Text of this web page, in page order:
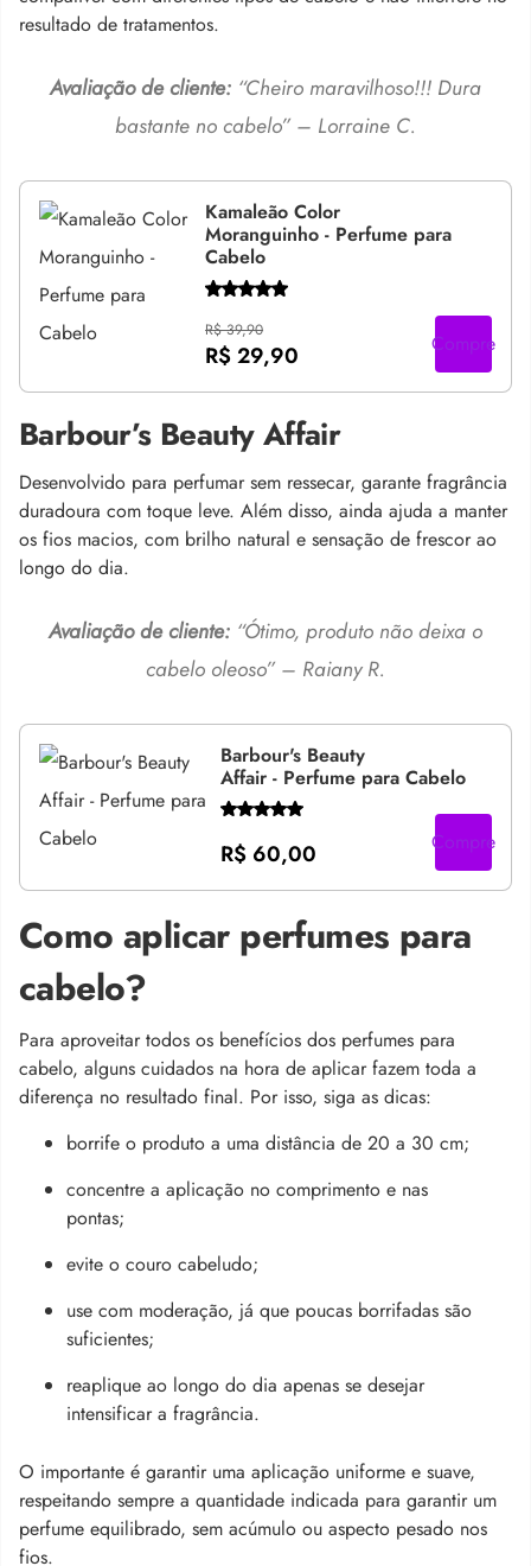
resultado de tratamentos.
Avaliação de cliente: “Cheiro maravilhoso!!! Dura
bastante no cabelo” – Lorraine C.
Kamaleão Color
Moranguinho - Perfume para
Cabelo
R$ 39,90
R$ 29,90 Compre
Barbour’s Beauty Affair
Desenvolvido para perfumar sem ressecar, garante fragrância
duradoura com toque leve. Além disso, ainda ajuda a manter
os fios macios, com brilho natural e sensação de frescor ao
longo do dia.
Avaliação de cliente: “Ótimo, produto não deixa o
cabelo oleoso” – Raiany R.
Barbour's Beauty
Affair - Perfume para Cabelo
R$ 60,00 Compre
Como aplicar perfumes para
cabelo?
Para aproveitar todos os benefícios dos perfumes para
cabelo, alguns cuidados na hora de aplicar fazem toda a
diferença no resultado final. Por isso, siga as dicas:
borrife o produto a uma distância de 20 a 30 cm;
concentre a aplicação no comprimento e nas
pontas;
evite o couro cabeludo;
use com moderação, já que poucas borrifadas são
suficientes;
reaplique ao longo do dia apenas se desejar
intensificar a fragrância.
O importante é garantir uma aplicação uniforme e suave,
respeitando sempre a quantidade indicada para garantir um
perfume equilibrado, sem acúmulo ou aspecto pesado nos
fios.